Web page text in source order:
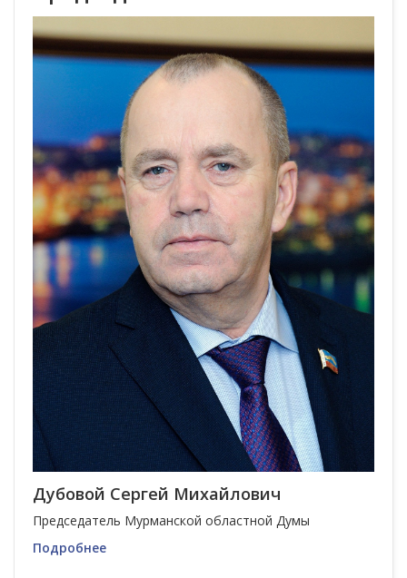
Дубовой Сергей Михайлович
Председатель Мурманской областной Думы
Подробнее